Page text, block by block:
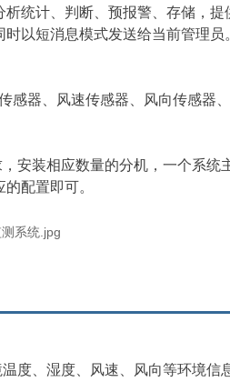
统计、判断、预报警、存储，提
以短消息模式发送给当前管理员
器、风速传感器、风向传感器、
安装相应数量的分机，一个系统
配置即可。
度、湿度、风速、风向等环境信